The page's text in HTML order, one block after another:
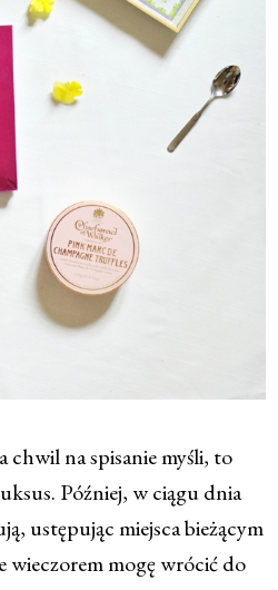
chwil na spisanie myśli, to
Później, w ciągu dnia
ustępując miejsca bieżącym
wieczorem mogę wrócić do